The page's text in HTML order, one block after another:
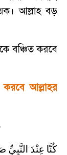
আল্লাহ বড়
বঞ্চিত করবে
আল্লাহর
كُنَّا عِنْدَ النَّبِيِّ